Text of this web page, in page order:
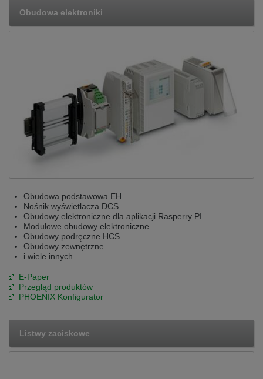
Obudowa elektroniki
Obudowa podstawowa EH
Nośnik wyświetlacza DCS
Obudowy elektroniczne dla aplikacji Rasperry PI
Modułowe obudowy elektroniczne
Obudowy podręczne HCS
Obudowy zewnętrzne
i wiele innych
E-Paper
Przegląd produktów
PHOENIX Konfigurator
Listwy zaciskowe